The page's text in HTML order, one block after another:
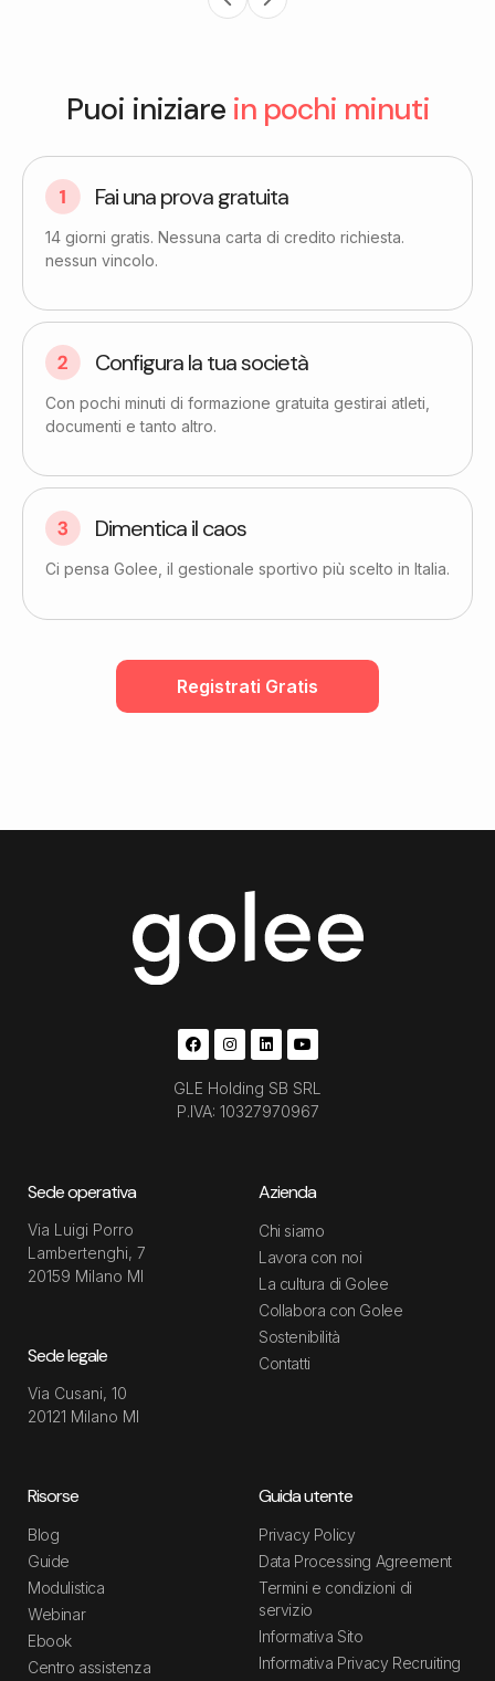
Puoi iniziare in pochi minuti
Fai una prova gratuita​
14 giorni gratis. Nessuna carta di credito richiesta.
nessun vincolo.
Configura la tua società
Con pochi minuti di formazione gratuita gestirai atleti,
documenti e tanto altro.
Dimentica il caos
Ci pensa Golee, il gestionale sportivo più scelto in Italia.
Registrati Gratis
GLE Holding SB SRL
P.IVA: 10327970967
Sede operativa
Via Luigi Porro
Lambertenghi, 7
20159 Milano MI
Sede legale
Via Cusani, 10
20121 Milano MI
Azienda
Chi siamo
Lavora con noi
La cultura di Golee
Collabora con Golee
Sostenibilità
Contatti
Risorse
Blog
Guide
Modulistica
Webinar
Ebook
Centro assistenza
Guida utente
Privacy Policy
Data Processing Agreement
Termini e condizioni di
servizio
Informativa Sito
Informativa Privacy Recruiting